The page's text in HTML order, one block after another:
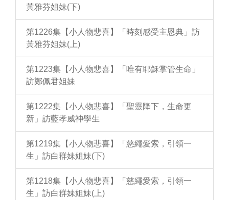
黃雅芬姐妹(下)
第1226集【小人物悲喜】「時刻感受主恩典」訪
黃雅芬姐妹(上)
第1223集【小人物悲喜】「唯有耶穌掌管生命」
訪鄭佩君姐妹
第1222集【小人物悲喜】「聖靈降下，生命更
新」訪藍孝威神學生
第1219集【小人物悲喜】「慈繩愛索，引領一
生」訪白群妹姐妹(下)
第1218集【小人物悲喜】「慈繩愛索，引領一
生」訪白群妹姐妹(上)